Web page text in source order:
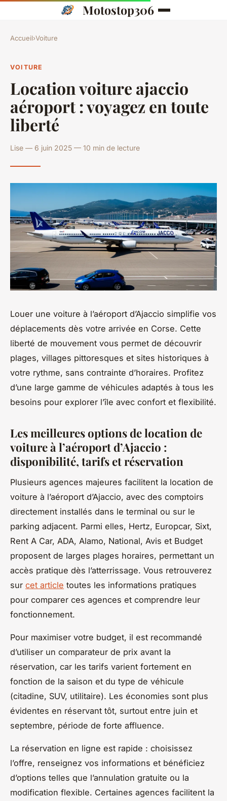
Motostop306
Accueil›Voiture
VOITURE
Location voiture ajaccio
aéroport : voyagez en toute
liberté
Lise — 6 juin 2025 — 10 min de lecture
Louer une voiture à l’aéroport d’Ajaccio simplifie vos
déplacements dès votre arrivée en Corse. Cette
liberté de mouvement vous permet de découvrir
plages, villages pittoresques et sites historiques à
votre rythme, sans contrainte d’horaires. Profitez
d’une large gamme de véhicules adaptés à tous les
besoins pour explorer l’île avec confort et flexibilité.
Les meilleures options de location de
voiture à l’aéroport d’Ajaccio :
disponibilité, tarifs et réservation
Plusieurs agences majeures facilitent la location de
voiture à l’aéroport d’Ajaccio, avec des comptoirs
directement installés dans le terminal ou sur le
parking adjacent. Parmi elles, Hertz, Europcar, Sixt,
Rent A Car, ADA, Alamo, National, Avis et Budget
proposent de larges plages horaires, permettant un
accès pratique dès l’atterrissage. Vous retrouverez
sur cet article toutes les informations pratiques
pour comparer ces agences et comprendre leur
fonctionnement.
Pour maximiser votre budget, il est recommandé
d’utiliser un comparateur de prix avant la
réservation, car les tarifs varient fortement en
fonction de la saison et du type de véhicule
(citadine, SUV, utilitaire). Les économies sont plus
évidentes en réservant tôt, surtout entre juin et
septembre, période de forte affluence.
La réservation en ligne est rapide : choisissez
l’offre, renseignez vos informations et bénéficiez
d’options telles que l’annulation gratuite ou la
modification flexible. Certaines agences facilitent la